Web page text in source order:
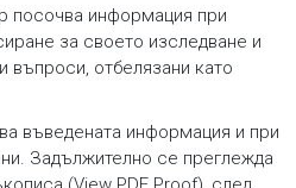
посочва информация при
за своето изследване и
въпроси, отбелязани като
въведената информация и при
Задължително се преглежда